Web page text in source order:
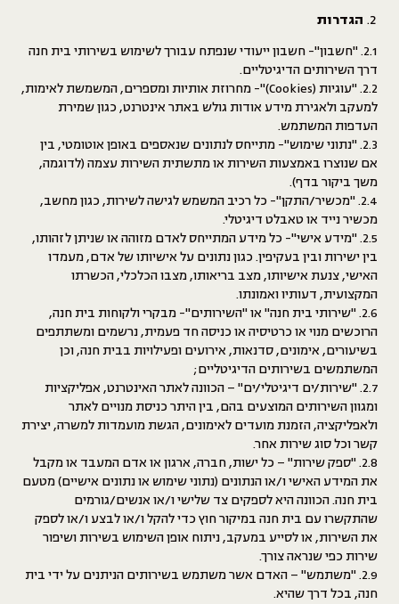
הגדרות
2.1. "
חשבון"- חשבון ייעודי שנפתח עבורך לשימוש בשירותי בית חנה
דרך השירותים הדיגיטליים.
2.2. "
עוגיות(
Cookies)"- מחרוזת אותיות ומספרים, המשמשת לאימות,
למעקב ולאגירת מידע אודות גולש באתר אינטרנט, כגון שמירת
העדפות המשתמש.
2.3. "
נתונישימוש"- מתייחס לנתונים שנאספים באופן אוטומטי, בין
אם שנוצרו באמצעות השירות או מתשתית השירות עצמה (לדוגמה,
משך ביקור בדף).
2.4. "
מכשיר/התקן"- כל רכיב המשמש לגישה לשירות, כגון מחשב,
מכשיר נייד או טאבלט דיגיטלי.
2.5. "
מידע אישי"- כל מידע המתייחס לאדם מזוהה או שניתן לזהותו,
בין ישירות ובין בעקיפין. כגון נתונים על אישיותו של אדם, מעמדו
האישי, צנעת אישיותו, מצב בריאותו, מצבו הכלכלי, הכשרתו
המקצועית, דעותיו ואמונתו.
2.6. "שירותי בית חנה" או "השירותים"-מבקרי ולקוחות בית חנה,
הרוכשים מנוי או כרטיסיה או כניסה חד פעמית, נרשמים ומשתתפים
בשיעורים, אימונים, סדנאות, אירועים ופעילויות בבית חנה, וכן
המשתמשים בשירותים הדיגיטליים;
2.7. "
שירות/ים דיגיטלי/ים" – הכוונה לאתר האינטרנט, אפליקציות
ומגוון השירותים המוצעים בהם, בין היתר כניסת מנויים לאתר
ולאפליקציה, הזמנת מועדים לאימונים, הגשת מועמדות למשרה, יצירת
קשר וכל סוג שירות אחר.
2.8. "
ספקשירות" – כל ישות, חברה, ארגון או אדם המעבד או מקבל
את המידע האישי ו/או הנתונים (נתוני שימוש או נתונים אישיים) מטעם
בית חנה. הכוונה היא לספקים צד שלישי ו/או אנשים/גורמים
שהתקשרו עם בית חנה במיקור חוץ כדי להקל ו/או לבצע ו/או לספק
את השירות, או לסייע במעקב, ניתוח אופן השימוש בשירות ושיפור
שירות כפי שנראה צורך.
2.9. "
משתמש" – האדם אשר משתמש בשירותים הניתנים על ידי בית
חנה, בכל דרך שהיא.